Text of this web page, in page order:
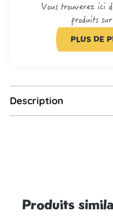
Vous trouverez ici
produits
PLUS DE
Description
Ignorer la galerie de
Produits